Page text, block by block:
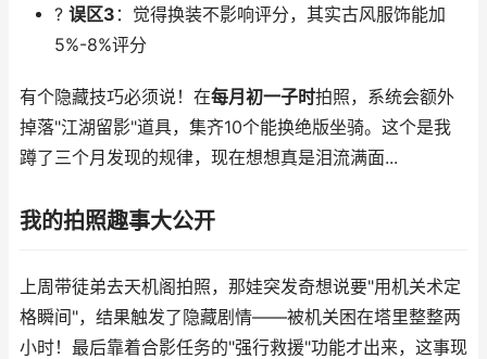
? 误区3 ：觉得换装不影响评分，其实古风服饰能加
5%-8%评分
有个隐藏技巧必须说！在每月初一子时拍照，系统会额外
掉落"江湖留影"道具，集齐10个能换绝版坐骑。这个是我
蹲了三个月发现的规律，现在想想真是泪流满面...
我的拍照趣事大公开
上周带徒弟去天机阁拍照，那娃突发奇想说要"用机关术定
格瞬间"，结果触发了隐藏剧情——被机关困在塔里整整两
小时！最后靠着合影任务的"强行救援"功能才出来，这事现